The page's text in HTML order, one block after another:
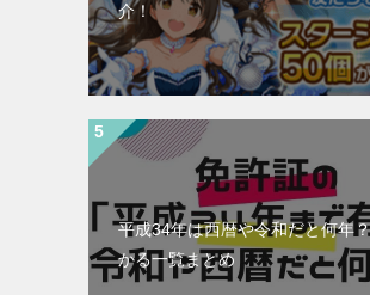
介！
平成34年は西暦や令和だと何年
かる一覧まとめ